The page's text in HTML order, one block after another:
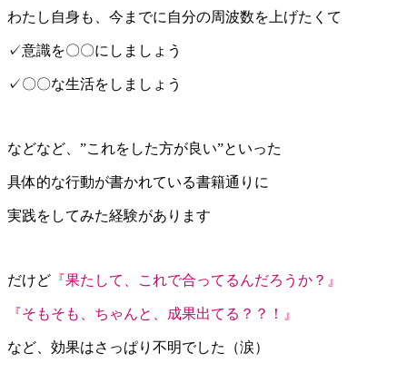
わたし自身も、今までに自分の周波数を上げたくて
✓意識を〇〇にしましょう
✓〇〇な生活をしましょう
などなど、”これをした方が良い”といった
具体的な行動が書かれている書籍通りに
実践をしてみた経験があります
だけど 『果たして、これで合ってるんだろうか？』
『そもそも、ちゃんと、成果出てる？？！』
など、効果はさっぱり不明でした（涙）